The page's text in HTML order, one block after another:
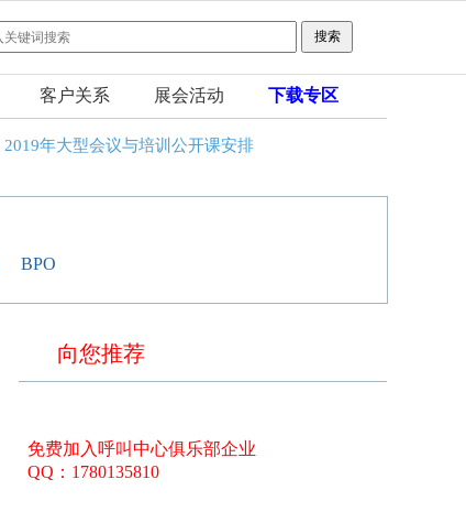
客户关系 展会活动 下载专区
2019年大型会议与培训公开课安排
BPO
向您推荐
免费加入呼叫中心俱乐部企业
QQ：1780135810